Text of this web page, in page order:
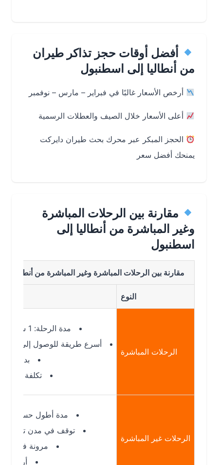
أفضل أوقات حجز تذاكر طيران
من أنطاليا إلى اسطنبول
أرخص الأسعار غالبًا في فبراير – مارس – نوفمبر
أعلى الأسعار خلال الصيف والعطلات الرسمية
الحجز المبكر عبر محرك بحث طيران دايركت
يمنحك أفضل سعر
مقارنة بين الرحلات المباشرة
وغير المباشرة من أنطاليا إلى
اسطنبول
مقارنة بين الرحلات المباشرة وغير المباشرة من أنطاليا إلى
الرحلات المباشرة
مدة الرحلة: 1 ساعة تقريبًا
أسرع طريقة للوصول إلى اسطنبول
بدون توقفات
تكلفة أعلى نسبيًا
الرحلات غير المباشرة
مدة أطول حسب التوقف
توقف في مدن تركية أخرى
مرونة في المواعيد
أرخص أحيانًا